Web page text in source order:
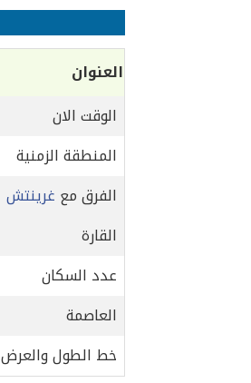
العنوان
الوقت الان
المنطقة الزمنية
الفرق مع غرينتش
القارة
عدد السكان
العاصمة
خط الطول والعرض